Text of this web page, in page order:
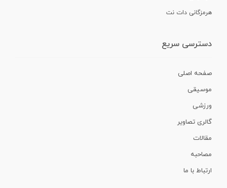
هرمزگانی دات نت
دسترسی سریع
صفحه اصلی
موسیقی
ورزشی
گالری تصاویر
مقالات
مصاحبه
ارتباط با ما